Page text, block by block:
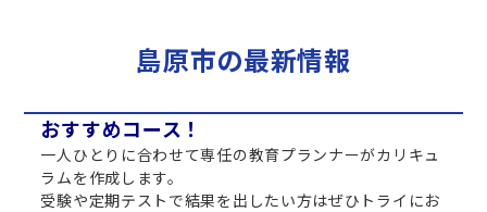
島原市の最新情報
おすすめコース！
一人ひとりに合わせて専任の教育プランナーがカリキュ
ラムを作成します。
受験や定期テストで結果を出したい方はぜひトライにお